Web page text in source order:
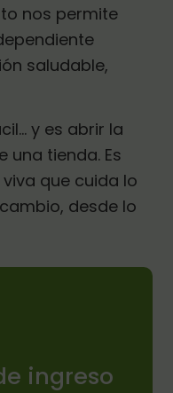
nos permite
saludable,
y es abrir la
una tienda. Es
que cuida lo
desde lo
ingreso